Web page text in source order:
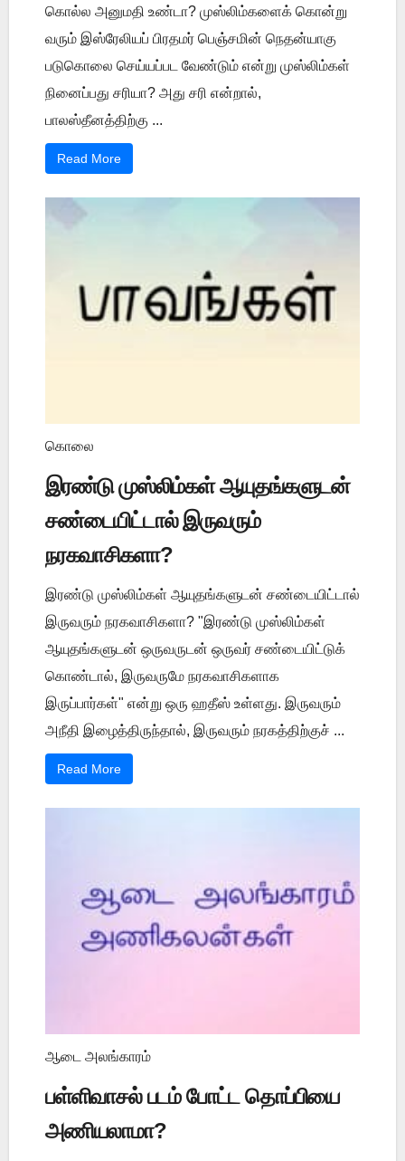
கொல்ல அனுமதி உண்டா? முஸ்லிம்களைக் கொன்று
வரும் இஸ்ரேலியப் பிரதமர் பெஞ்சமின் நெதன்யாகு
படுகொலை செய்யப்பட வேண்டும் என்று முஸ்லிம்கள்
நினைப்பது சரியா? அது சரி என்றால்,
பாலஸ்தீனத்திற்கு ...
Read More
கொலை
இரண்டு முஸ்லிம்கள் ஆயுதங்களுடன்
சண்டையிட்டால் இருவரும்
நரகவாசிகளா?
இரண்டு முஸ்லிம்கள் ஆயுதங்களுடன் சண்டையிட்டால்
இருவரும் நரகவாசிகளா? "இரண்டு முஸ்லிம்கள்
ஆயுதங்களுடன் ஒருவருடன் ஒருவர் சண்டையிட்டுக்
கொண்டால், இருவருமே நரகவாசிகளாக
இருப்பார்கள்" என்று ஒரு ஹதீஸ் உள்ளது. இருவரும்
அநீதி இழைத்திருந்தால், இருவரும் நரகத்திற்குச் ...
Read More
ஆடை அலங்காரம்
பள்ளிவாசல் படம் போட்ட தொப்பியை
அணியலாமா?